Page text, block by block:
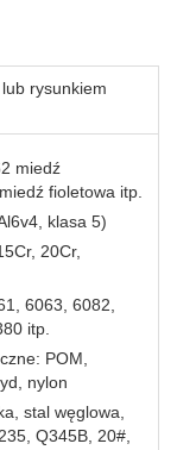
rysunkiem
miedź
fioletowa itp.
klasa 5)
20Cr,
6063, 6082,
itp.
POM,
nylon
stal węglowa,
Q345B, 20#,